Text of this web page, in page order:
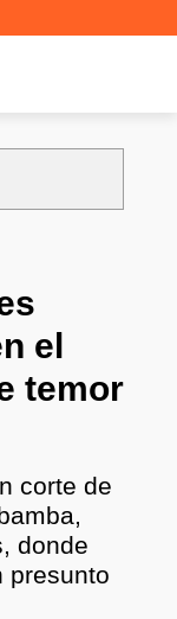
el
temor
corte de
donde
presunto